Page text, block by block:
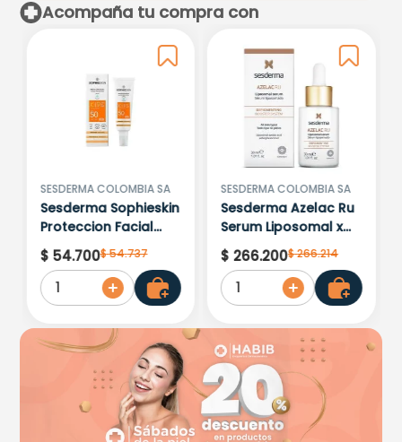
Por favor, inicia sesión para
escribir un comentario.
Más reciente
Acompaña tu compra con
SESDERMA COLOMBIA SA
Sesderma Sophieskin
Proteccion Facial
Kids Hypoallergenic
Spf 500 Moisturising
$ 54.700$54.737
1
SESDERMA COLOMBIA SA
Sesderma Azelac Ru
Serum Liposomal x
30ml
$ 266.200$266.214
1